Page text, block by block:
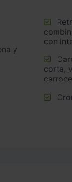
con
corta,